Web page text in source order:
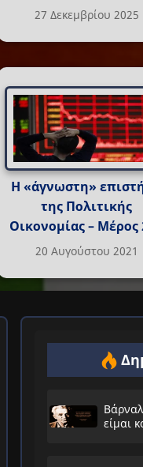
27 Δεκεμβρίου 2025
Η «άγνωστη»
της Πολιτικής
Οικονομίας – Μέρος
20 Αυγούστου 2021
είμαι